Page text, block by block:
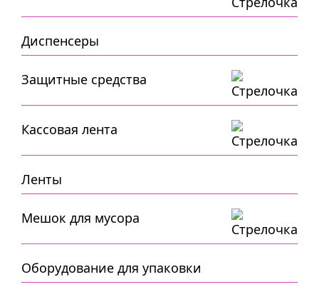
Диспенсеры
Защитные средства
Кассовая лента
Ленты
Мешок для мусора
Оборудование для упаковки